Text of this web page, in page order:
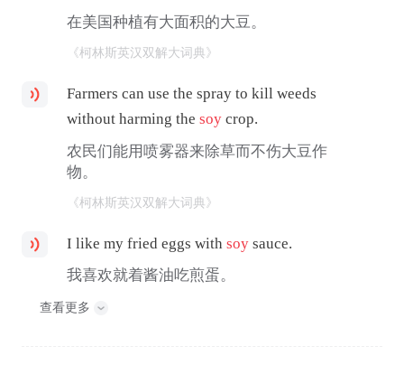
在美国种植有大面积的大豆。
《柯林斯英汉双解大词典》
Farmers can use the spray to kill weeds
without harming thesoy crop.
农民们能用喷雾器来除草而不伤大豆作
物。
《柯林斯英汉双解大词典》
I like my fried eggs withsoy sauce.
我喜欢就着酱油吃煎蛋。
查看更多